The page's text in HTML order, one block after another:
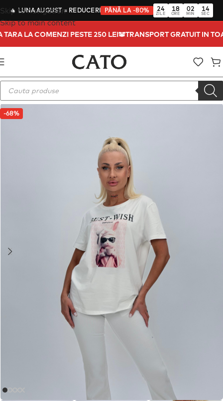
🔥 LUNA AUGUST= REDUCERI PÂNĂ LA -80% 24
ZILE
18
ORE
02
MIN
13
SEC
Skip to navigation
Skip to main content
TARA LA COMENZI PESTE 250 LEI TRANSPORT GRATUIT IN
-68%